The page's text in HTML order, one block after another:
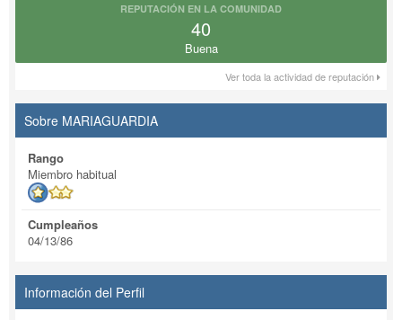
REPUTACIÓN EN LA COMUNIDAD
40
Buena
Ver toda la actividad de reputación
Sobre MARIAGUARDIA
Rango
Miembro habitual
Cumpleaños
04/13/86
Información del Perfil